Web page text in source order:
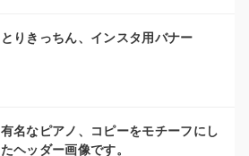
とりきっちん、インスタ用バナー
有名なピアノ、コピーをモチーフにし
たヘッダー画像です。